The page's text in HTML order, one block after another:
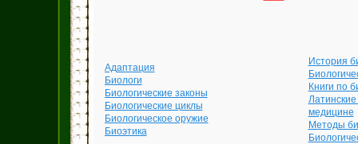
Адаптация
Биологи
Биологические законы
Биологические циклы
Биологическое оружие
Биоэтика
История
Книги по
медицине
Методы